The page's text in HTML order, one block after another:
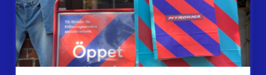
Inlämningsplatser
Om Myrorna
Lediga jobb
Pressrum